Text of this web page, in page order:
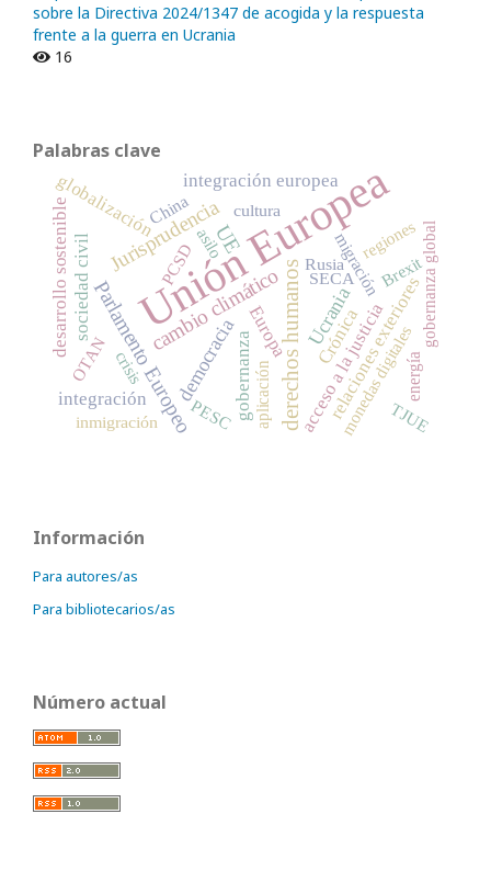
sobre la Directiva 2024/1347 de acogida y la respuesta
frente a la guerra en Ucrania
16
Palabras clave
Unión Europea
derechos humanos
Parlamento Europeo
UE
cambio climático
Jurisprudencia
democracia Ucrania
Europa Crónica
integración gobernanza acceso a la justicia
globalización integración europea
sociedad civil
desarrollo sostenible relaciones exteriores
migración
crisis
PCSD
regiones
Rusia Brexitgobernanza global
monedas digitales
cultura
PESC
energía
inmigración
China
TJUE
OTAN
aplicación
SECA
asilo
Información
Para autores/as
Para bibliotecarios/as
Número actual